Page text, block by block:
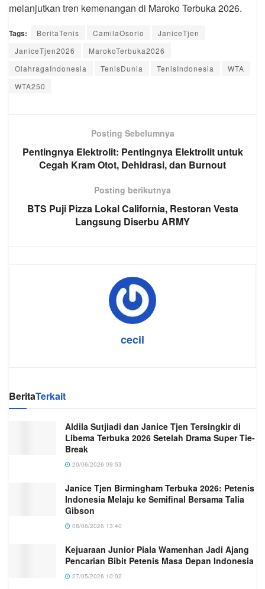
melanjutkan tren kemenangan di Maroko Terbuka 2026.
Tags: BeritaTenis CamilaOsorio
JaniceTjen
JaniceTjen2026
MarokoTerbuka2026
OlahragaIndonesia
TenisDunia TenisIndonesia
WTA
WTA250
Posting Sebelumnya
Pentingnya Elektrolit: Pentingnya Elektrolit untuk
Cegah Kram Otot, Dehidrasi, dan Burnout
Posting berikutnya
BTS Puji Pizza Lokal California, Restoran Vesta
Langsung Diserbu ARMY
cecil
BeritaTerkait
Aldila Sutjiadi dan Janice Tjen Tersingkir di
Libema Terbuka 2026 Setelah Drama Super Tie-
Break
20/06/2026 09:53
Janice Tjen Birmingham Terbuka 2026: Petenis
Indonesia Melaju ke Semifinal Bersama Talia
Gibson
08/06/2026 13:40
Kejuaraan Junior Piala Wamenhan Jadi Ajang
Pencarian Bibit Petenis Masa Depan Indonesia
27/05/2026 10:02